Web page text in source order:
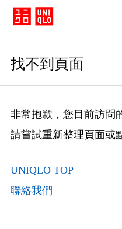
找不到頁面
非常抱歉，您目前訪問
請嘗試重新整理頁面或
UNIQLO TOP
聯絡我們